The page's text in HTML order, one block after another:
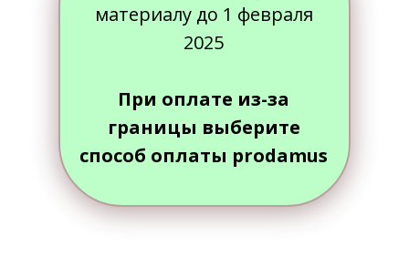
материалу до 1 февраля
2025
При оплате из-за
границы выберите
способ оплаты prodamus